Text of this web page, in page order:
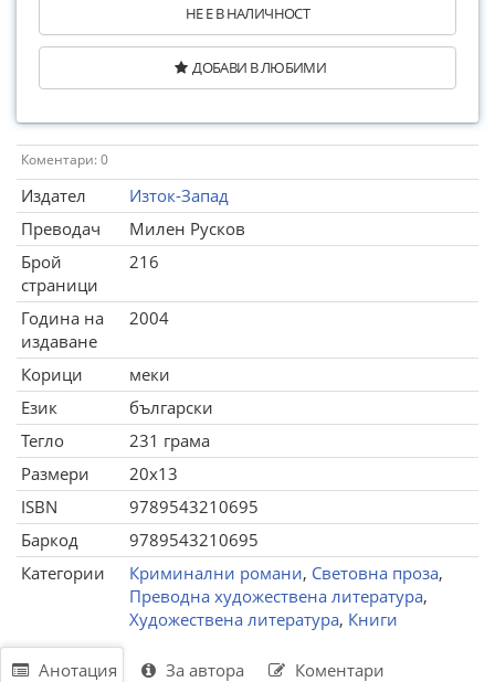
НЕ Е В НАЛИЧНОСТ
ДОБАВИ В ЛЮБИМИ
Коментари: 0
Издател
Изток-Запад
Преводач
Милен Русков
Брой
страници
216
Година на
издаване
2004
Корици
меки
Език
български
Тегло
231 грама
Размери
20x13
ISBN
9789543210695
Баркод
9789543210695
Категории
Криминални романи, Световна проза,
Преводна художествена литература,
Художествена литература, Книги
Анотация За автора Коментари